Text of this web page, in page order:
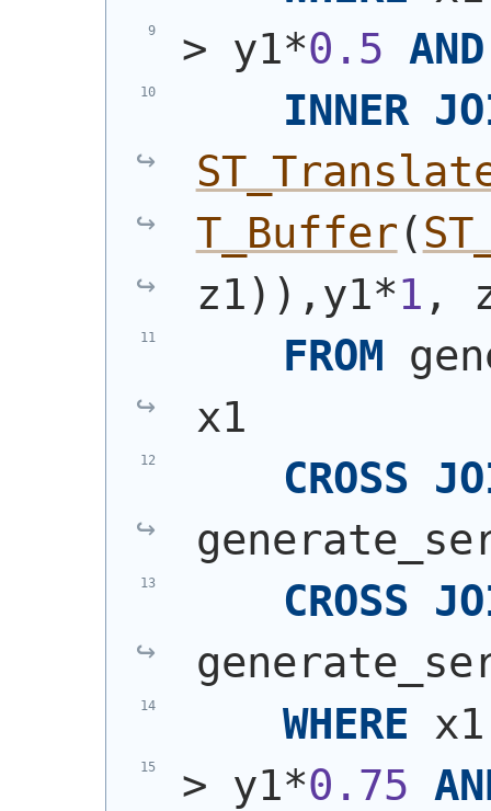
> y1*0.5 AND
INNER
T_Buffer (
z1) ) ,y1*1 ,
FROM
x1
CROSS
CROSS
WHERE
> y1*0.75